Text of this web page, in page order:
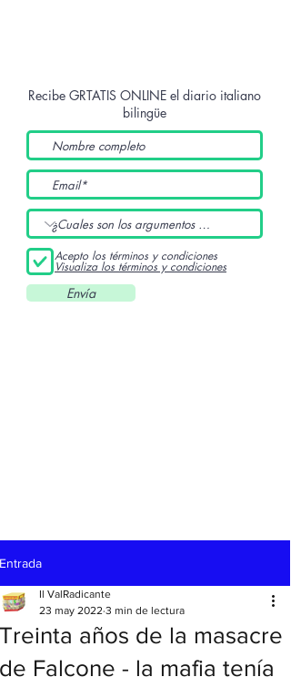
Recibe GRTATIS ONLINE el diario italiano
bilingüe
Acepto los términos y condiciones
Visualiza los términos y condiciones
Envía
Entrada
Treinta años de la masacre
de Falcone - la mafia tenía
Il ValRadicante
23 may 2022 3 min de lectura